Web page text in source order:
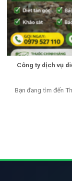
Công ty dịch vụ
Bạn đang tìm đến